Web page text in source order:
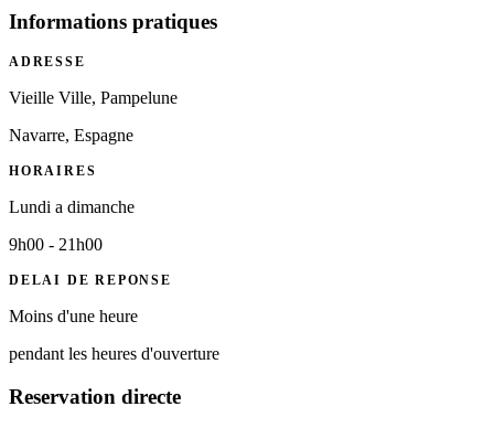
Informations pratiques
ADRESSE
Vieille Ville, Pampelune
Navarre, Espagne
HORAIRES
Lundi a dimanche
9h00 - 21h00
DELAI DE REPONSE
Moins d'une heure
pendant les heures d'ouverture
Reservation directe